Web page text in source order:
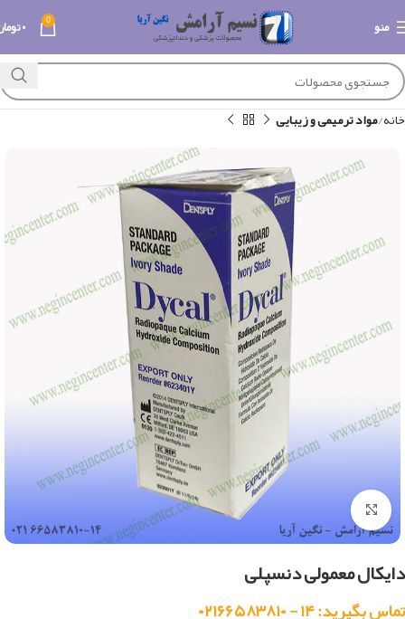
منو 0 ۰
خانه مواد ترمیمی و زیبایی
بزرگنمایی تصویر
دایکال معمولی دنسپلی
تماس بگیرید: ۱۴ - ۰۲۱۶۶۵۸۳۸۱۰